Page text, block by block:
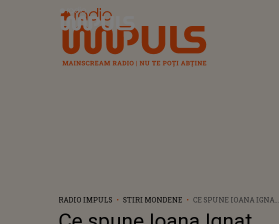
Radio Impuls
RADIO IMPULS STIRI MONDENE
CE SPUNE IOANA IGNAT
SEBASTIAN DOBRINCU: